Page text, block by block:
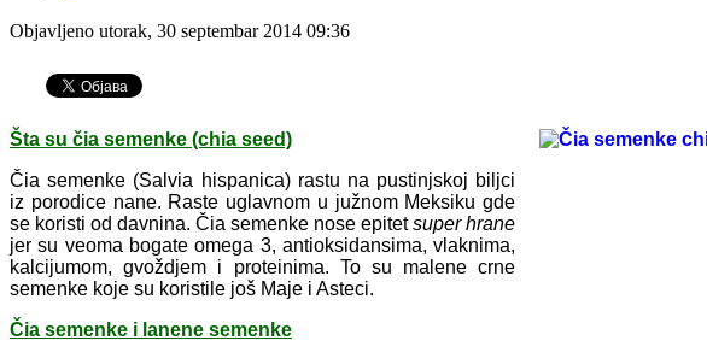
Objavljeno utorak, 30 septembar 2014 09:36
Šta su čia semenke (chia seed)
Čia semenke (Salvia hispanica) rastu na pustinjskoj biljci
iz porodice nane. Raste uglavnom u južnom Meksiku gde
se koristi od davnina. Čia semenke nose epitetsuper hrane
jer su veoma bogate omega 3, antioksidansima, vlaknima,
kalcijumom, gvoždjem i proteinima. To su malene crne
semenke koje su koristile još Maje i Asteci.
Čia semenke i lanene semenke